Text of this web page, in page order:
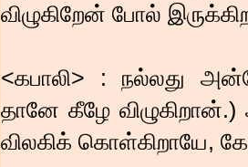
விழுகிறேன் போல்
<கபாலி> : நல்லது
தானே கீழே
விலகிக் கொள்கிறாயே,